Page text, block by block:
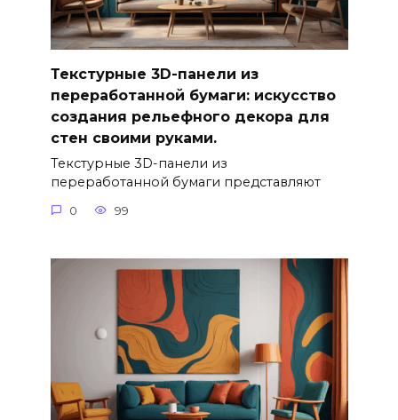
Текстурные 3D-панели из
переработанной бумаги: искусство
создания рельефного декора для
стен своими руками.
Текстурные 3D-панели из
переработанной бумаги представляют
0 99